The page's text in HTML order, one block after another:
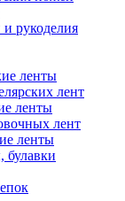
рукоделия
ленты
лент
ленты
лент
ленты